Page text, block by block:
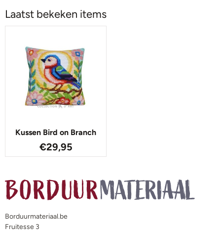
Laatst bekeken items
Kussen Bird on Branch
€29,95
Borduurmateriaal.be
Fruitesse 3